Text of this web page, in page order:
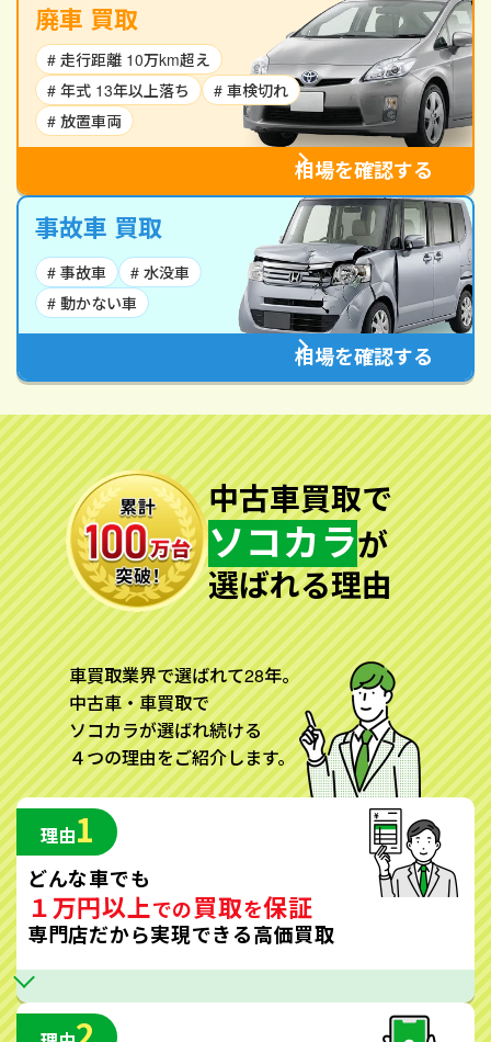
廃車 買取
# 走行距離 10万km超え
# 年式 13年以上落ち
# 車検切れ
# 放置車両
相場を確認する
事故車 買取
# 事故車
# 水没車
# 動かない車
相場を確認する
中古車買取で
ソコカラが
選ばれる理由
車買取業界で選ばれて28年。
中古車・車買取で
ソコカラが選ばれ続ける
４つの理由をご紹介します。
理由1
どんな車でも
１万円以上での買取を保証
専門店だから実現できる高価買取